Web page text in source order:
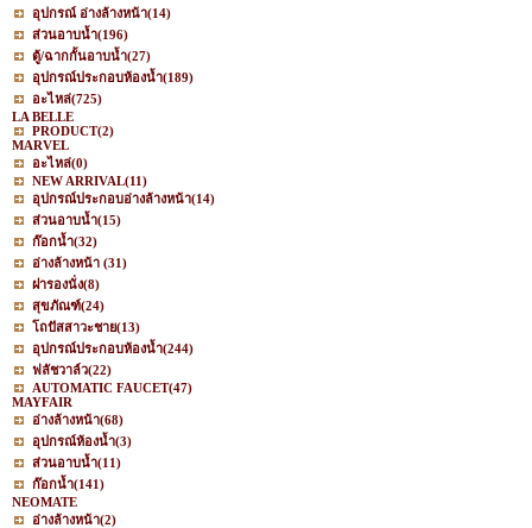
อุปกรณ์ อ่างล้างหน้า(14)
ส่วนอาบน้ำ(196)
ตู้/ฉากกั้นอาบน้ำ(27)
อุปกรณ์ประกอบห้องน้ำ(189)
อะไหล่(725)
LA BELLE
PRODUCT(2)
MARVEL
อะไหล่(0)
NEW ARRIVAL(11)
อุปกรณ์ประกอบอ่างล้างหน้า(14)
ส่วนอาบน้ำ(15)
ก๊อกน้ำ(32)
อ่างล้างหน้า (31)
ฝารองนั่ง(8)
สุขภัณฑ์(24)
โถปัสสาวะชาย(13)
อุปกรณ์ประกอบห้องน้ำ(244)
ฟลัชวาล์ว(22)
AUTOMATIC FAUCET(47)
MAYFAIR
อ่างล้างหน้า(68)
อุปกรณ์ห้องน้ำ(3)
ส่วนอาบน้ำ(11)
ก๊อกน้ำ(141)
NEOMATE
อ่างล้างหน้า(2)